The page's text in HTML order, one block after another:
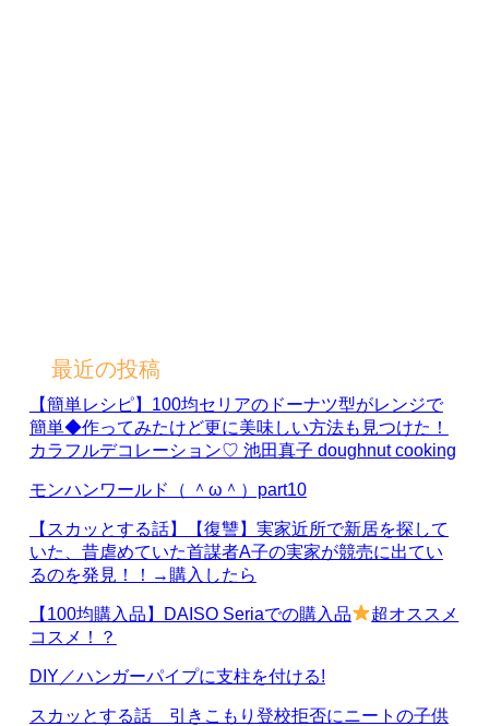
最近の投稿
【簡単レシピ】100均セリアのドーナツ型がレンジで
簡単◆作ってみたけど更に美味しい方法も見つけた！
カラフルデコレーション♡ 池田真子 doughnut cooking
モンハンワールド（ ＾ω＾）part10
【スカッとする話】【復讐】実家近所で新居を探して
いた、昔虐めていた首謀者A子の実家が競売に出てい
るのを発見！！→購入したら
【100均購入品】DAISO Seriaでの購入品
超オススメ
コスメ！？
DIY／ハンガーパイプに支柱を付ける!
スカッとする話 引きこもり登校拒否にニートの子供